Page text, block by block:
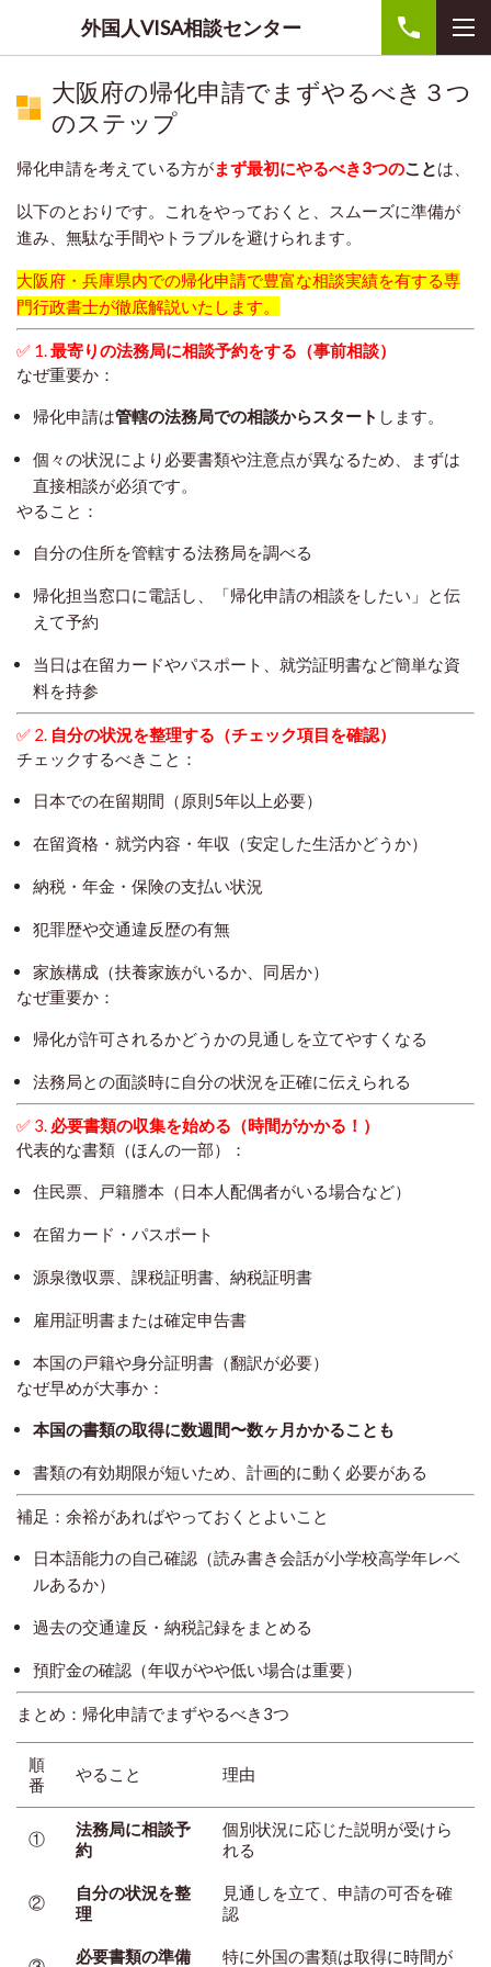
外国人VISA相談センター
大阪府の帰化申請でまずやるべき３つ
のステップ
帰化申請を考えている方がまず最初にやるべき3つのことは、
以下のとおりです。これをやっておくと、スムーズに準備が
進み、無駄な手間やトラブルを避けられます。
大阪府・兵庫県内での帰化申請で豊富な相談実績を有する専
門行政書士が徹底解説いたします。
✅ 1.最寄りの法務局に相談予約をする（事前相談）
なぜ重要か：
帰化申請は管轄の法務局での相談からスタート します。
個々の状況により必要書類や注意点が異なるため、まずは
直接相談が必須です。
やること：
自分の住所を管轄する法務局を調べる
帰化担当窓口に電話し、「帰化申請の相談をしたい」と伝
えて予約
当日は在留カードやパスポート、就労証明書など簡単な資
料を持参
✅ 2. 自分の状況を整理する（チェック項目を確認）
チェックするべきこと：
日本での在留期間（原則5年以上必要）
在留資格・就労内容・年収（安定した生活かどうか）
納税・年金・保険の支払い状況
犯罪歴や交通違反歴の有無
家族構成（扶養家族がいるか、同居か）
なぜ重要か：
帰化が許可されるかどうかの見通しを立てやすくなる
法務局との面談時に自分の状況を正確に伝えられる
✅ 3. 必要書類の収集を始める（時間がかかる！）
代表的な書類（ほんの一部）：
住民票、戸籍謄本（日本人配偶者がいる場合など）
在留カード・パスポート
源泉徴収票、課税証明書、納税証明書
雇用証明書または確定申告書
本国の戸籍や身分証明書（翻訳が必要）
なぜ早めが大事か：
本国の書類の取得に数週間〜数ヶ月かかることも
書類の有効期限が短いため、計画的に動く必要がある
補足：余裕があればやっておくとよいこと
日本語能力の自己確認（読み書き会話が小学校高学年レベ
ルあるか）
過去の交通違反・納税記録をまとめる
預貯金の確認（年収がやや低い場合は重要）
まとめ：帰化申請でまずやるべき3つ
順
番
やること 理由
①
法務局に相談予
約
個別状況に応じた説明が受けら
れる
②
自分の状況を整
理
見通しを立て、申請の可否を確
認
必要書類の準備 特に外国の書類は取得に時間が